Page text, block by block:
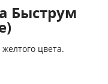
Быструм
цвета.